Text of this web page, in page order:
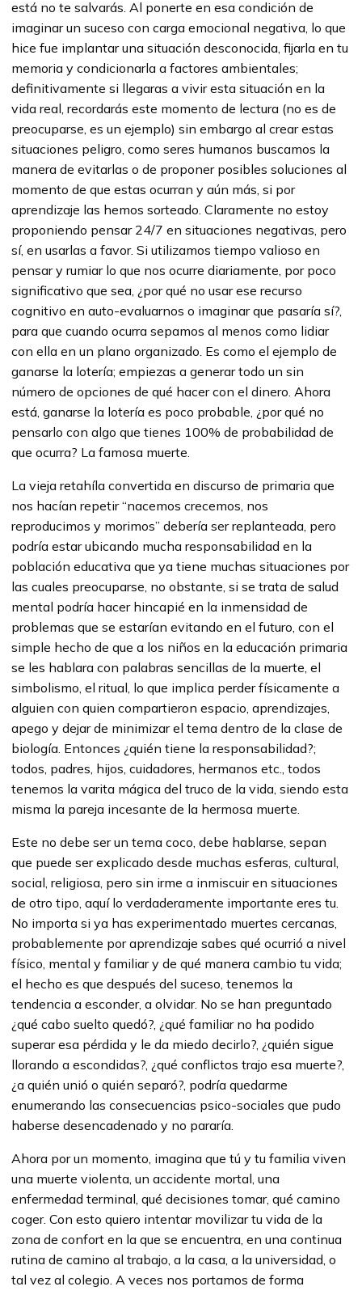
está no te salvarás. Al ponerte en esa condición de
imaginar un suceso con carga emocional negativa, lo que
hice fue implantar una situación desconocida, fijarla en tu
memoria y condicionarla a factores ambientales;
definitivamente si llegaras a vivir esta situación en la
vida real, recordarás este momento de lectura (no es de
preocuparse, es un ejemplo) sin embargo al crear estas
situaciones peligro, como seres humanos buscamos la
manera de evitarlas o de proponer posibles soluciones al
momento de que estas ocurran y aún más, si por
aprendizaje las hemos sorteado. Claramente no estoy
proponiendo pensar 24/7 en situaciones negativas, pero
sí, en usarlas a favor. Si utilizamos tiempo valioso en
pensar y rumiar lo que nos ocurre diariamente, por poco
significativo que sea, ¿por qué no usar ese recurso
cognitivo en auto-evaluarnos o imaginar que pasaría sí?,
para que cuando ocurra sepamos al menos como lidiar
con ella en un plano organizado. Es como el ejemplo de
ganarse la lotería; empiezas a generar todo un sin
número de opciones de qué hacer con el dinero. Ahora
está, ganarse la lotería es poco probable, ¿por qué no
pensarlo con algo que tienes 100% de probabilidad de
que ocurra? La famosa muerte.
La vieja retahíla convertida en discurso de primaria que
nos hacían repetir “nacemos crecemos, nos
reproducimos y morimos” debería ser replanteada, pero
podría estar ubicando mucha responsabilidad en la
población educativa que ya tiene muchas situaciones por
las cuales preocuparse, no obstante, si se trata de salud
mental podría hacer hincapié en la inmensidad de
problemas que se estarían evitando en el futuro, con el
simple hecho de que a los niños en la educación primaria
se les hablara con palabras sencillas de la muerte, el
simbolismo, el ritual, lo que implica perder físicamente a
alguien con quien compartieron espacio, aprendizajes,
apego y dejar de minimizar el tema dentro de la clase de
biología. Entonces ¿quién tiene la responsabilidad?;
todos, padres, hijos, cuidadores, hermanos etc., todos
tenemos la varita mágica del truco de la vida, siendo esta
misma la pareja incesante de la hermosa muerte.
Este no debe ser un tema coco, debe hablarse, sepan
que puede ser explicado desde muchas esferas, cultural,
social, religiosa, pero sin irme a inmiscuir en situaciones
de otro tipo, aquí lo verdaderamente importante eres tu.
No importa si ya has experimentado muertes cercanas,
probablemente por aprendizaje sabes qué ocurrió a nivel
físico, mental y familiar y de qué manera cambio tu vida;
el hecho es que después del suceso, tenemos la
tendencia a esconder, a olvidar. No se han preguntado
¿qué cabo suelto quedó?, ¿qué familiar no ha podido
superar esa pérdida y le da miedo decirlo?, ¿quién sigue
llorando a escondidas?, ¿qué conflictos trajo esa muerte?,
¿a quién unió o quién separó?, podría quedarme
enumerando las consecuencias psico-sociales que pudo
haberse desencadenado y no pararía.
Ahora por un momento, imagina que tú y tu familia viven
una muerte violenta, un accidente mortal, una
enfermedad terminal, qué decisiones tomar, qué camino
coger. Con esto quiero intentar movilizar tu vida de la
zona de confort en la que se encuentra, en una continua
rutina de camino al trabajo, a la casa, a la universidad, o
tal vez al colegio. A veces nos portamos de forma